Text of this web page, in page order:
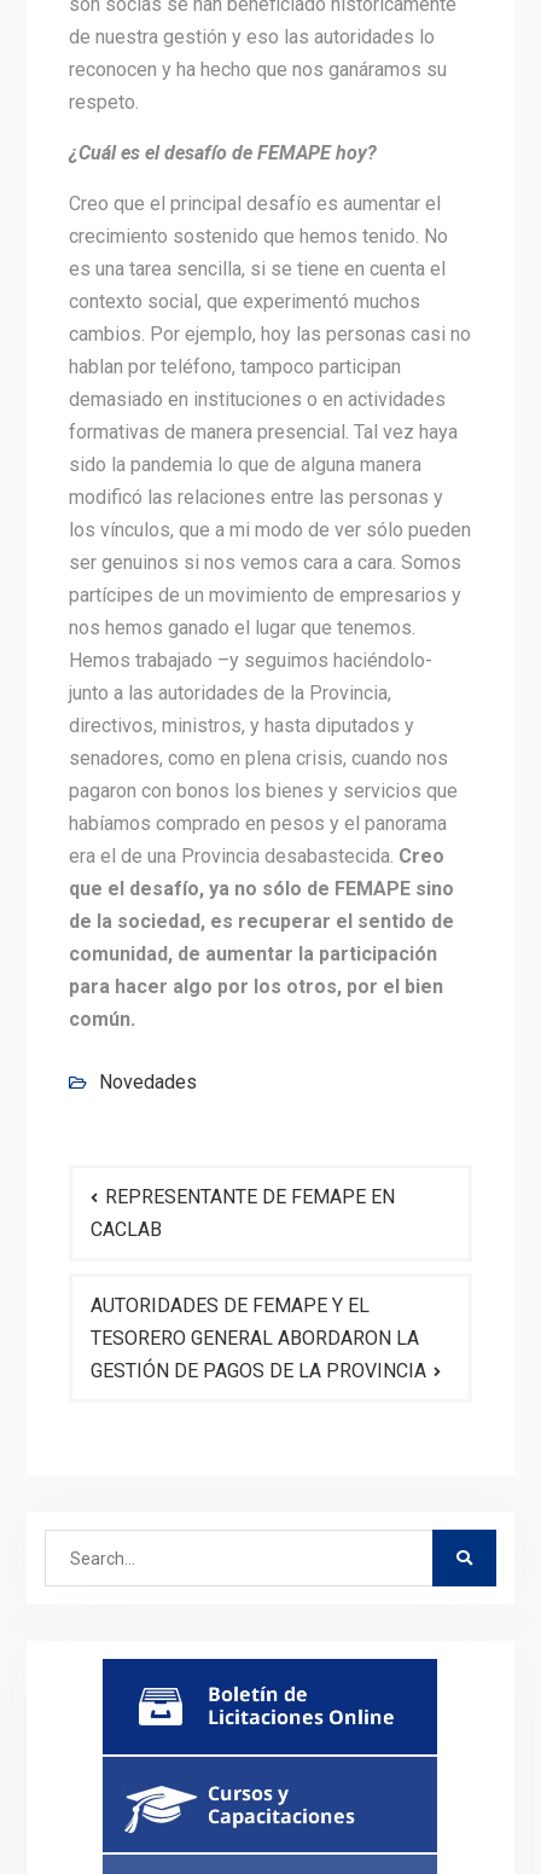
son socias se han beneficiado históricamente
de nuestra gestión y eso las autoridades lo
reconocen y ha hecho que nos ganáramos su
respeto.
¿Cuál es el desafío de FEMAPE hoy?
Creo que el principal desafío es aumentar el
crecimiento sostenido que hemos tenido. No
es una tarea sencilla, si se tiene en cuenta el
contexto social, que experimentó muchos
cambios. Por ejemplo, hoy las personas casi no
hablan por teléfono, tampoco participan
demasiado en instituciones o en actividades
formativas de manera presencial. Tal vez haya
sido la pandemia lo que de alguna manera
modificó las relaciones entre las personas y
los vínculos, que a mi modo de ver sólo pueden
ser genuinos si nos vemos cara a cara. Somos
partícipes de un movimiento de empresarios y
nos hemos ganado el lugar que tenemos.
Hemos trabajado –y seguimos haciéndolo-
junto a las autoridades de la Provincia,
directivos, ministros, y hasta diputados y
senadores, como en plena crisis, cuando nos
pagaron con bonos los bienes y servicios que
habíamos comprado en pesos y el panorama
era el de una Provincia desabastecida. Creo
que el desafío, ya no sólo de FEMAPE sino
de la sociedad, es recuperar el sentido de
comunidad, de aumentar la participación
para hacer algo por los otros, por el bien
común.
Novedades
de
REPRESENTANTE DE FEMAPE EN
CACLAB
AUTORIDADES DE FEMAPE Y EL
TESORERO GENERAL ABORDARON LA
GESTIÓN DE PAGOS DE LA PROVINCIA